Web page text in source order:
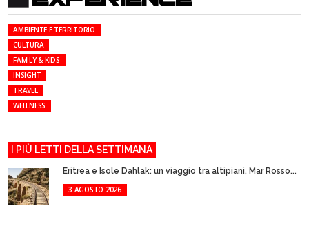
AMBIENTE E TERRITORIO
CULTURA
FAMILY & KIDS
INSIGHT
TRAVEL
WELLNESS
I PIÙ LETTI DELLA SETTIMANA
Eritrea e Isole Dahlak: un viaggio tra altipiani, Mar Rosso...
3 AGOSTO 2026